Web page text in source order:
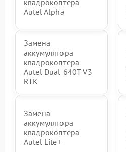
Autel Alpha
Замена
аккумулятора
квадрокоптера
Autel Dual 640T V3
RTK
Замена
аккумулятора
квадрокоптера
Autel Lite+